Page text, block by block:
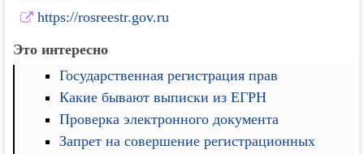
https://rosreestr.gov.ru
Это интересно
Государственная регистрация прав
Какие бывают выписки из ЕГРН
Проверка электронного документа
Запрет на совершение регистрационных